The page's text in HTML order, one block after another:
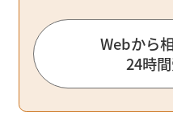
Webから
24時